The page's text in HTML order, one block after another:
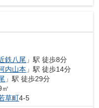
鉄八尾 」駅 徒歩8分
内山本 」駅 徒歩14分
」駅 徒歩29分
草町4-5